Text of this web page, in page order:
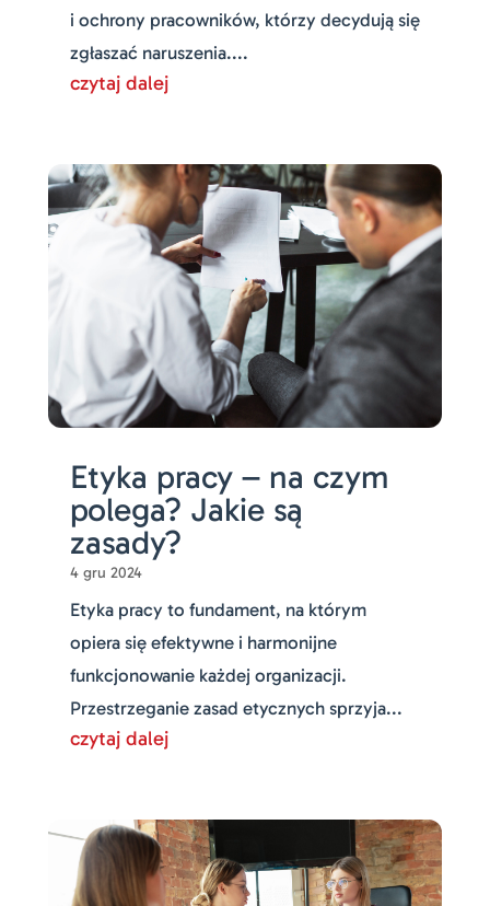
i ochrony pracowników, którzy decydują się
zgłaszać naruszenia....
czytaj dalej
Etyka pracy – na czym
polega? Jakie są
zasady?
4 gru 2024
Etyka pracy to fundament, na którym
opiera się efektywne i harmonijne
funkcjonowanie każdej organizacji.
Przestrzeganie zasad etycznych sprzyja...
czytaj dalej